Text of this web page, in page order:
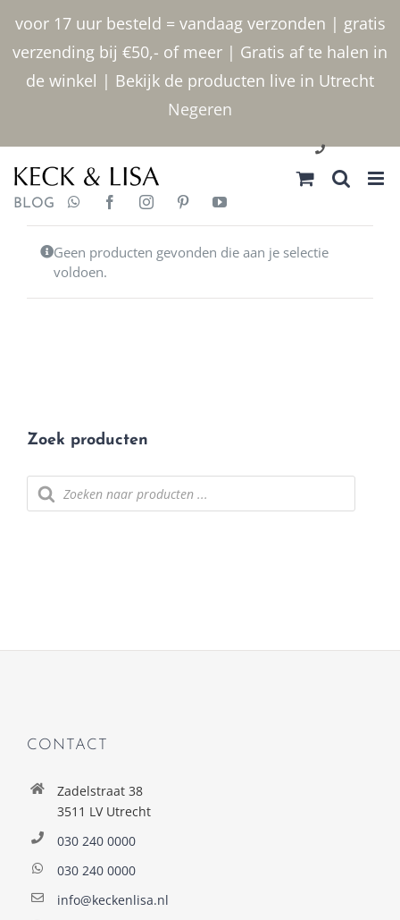
voor 17 uur besteld = vandaag verzonden | gratis
verzending bij €50,- of meer | Gratis af te halen in
de winkel | Bekijk de producten live in Utrecht
Negeren
inhoud
030 2400000
BLOG
Geen producten gevonden die aan je selectie
voldoen.
Zoek producten
Producten
zoeken
CONTACT
Zadelstraat 38
3511 LV Utrecht
030 240 0000
030 240 0000
info@keckenlisa.nl